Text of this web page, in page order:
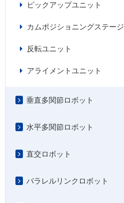
ピックアップユニット
カムポジショニングステージ
反転ユニット
アライメントユニット
垂直多関節ロボット
水平多関節ロボット
直交ロボット
パラレルリンクロボット